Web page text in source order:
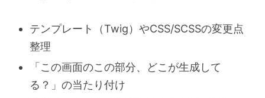
テンプレート（Twig）やCSS/SCSSの変更点
整理
「この画面のこの部分、どこが生成して
る？」の当たり付け